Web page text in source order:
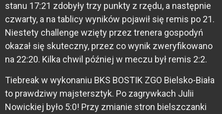
stanu 17:21 zdobyły trzy punkty z rzędu, a następnie
czwarty, a na tablicy wyników pojawił się remis po 21.
Niestety challenge wzięty przez trenera gospodyń
okazał się skuteczny, przez co wynik zweryfikowano
na 22:20. Kilka chwil później w meczu był remis 2:2.
Tiebreak w wykonaniu BKS BOSTIK ZGO Bielsko-Biała
to prawdziwy majstersztyk. Po zagrywkach Julii
Nowickiej było 5:0! Przy zmianie stron bielszczanki